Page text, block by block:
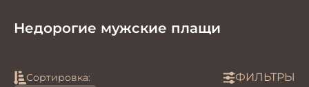
Недорогие мужские плащи
Сортировка: ФИЛЬТРЫ